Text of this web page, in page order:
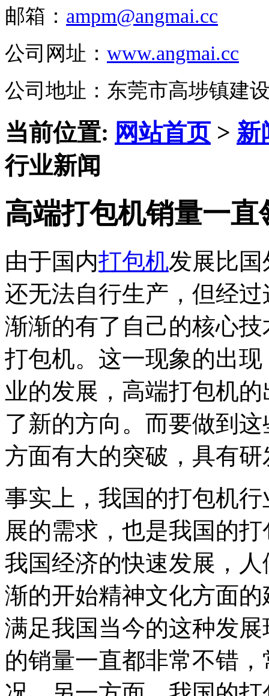
邮箱： ampm@angmai.cc
公司网址： www.angmai.cc
公司地址：东莞市高埗镇建
当前位置: 网站首页> 新
行业新闻
高端打包机销量一直
由于国内打包机发展比
还无法自行生产，但经
渐渐的有了自己的核心
打包机。这一现象的出
业的发展，高端打包机
了新的方向。而要做到
方面有大的突破，具有
事实上，我国的打包机
展的需求，也是我国的
我国经济的快速发展，
渐的开始精神文化方面
满足我国当今的这种发
的销量一直都非常不错